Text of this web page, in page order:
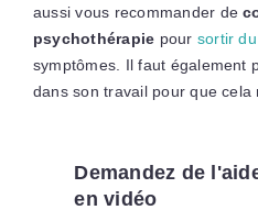
aussi vous recommander de
psychothérapie pour sortir
symptômes. Il faut également
dans son travail pour que cela
Demandez de
en vidéo